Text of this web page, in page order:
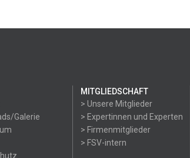
Galerie
MITGLIEDSCHAFT
> Unsere Mitglieder
> Expertinnen und Experten
> Firmenmitglieder
> FSV-intern